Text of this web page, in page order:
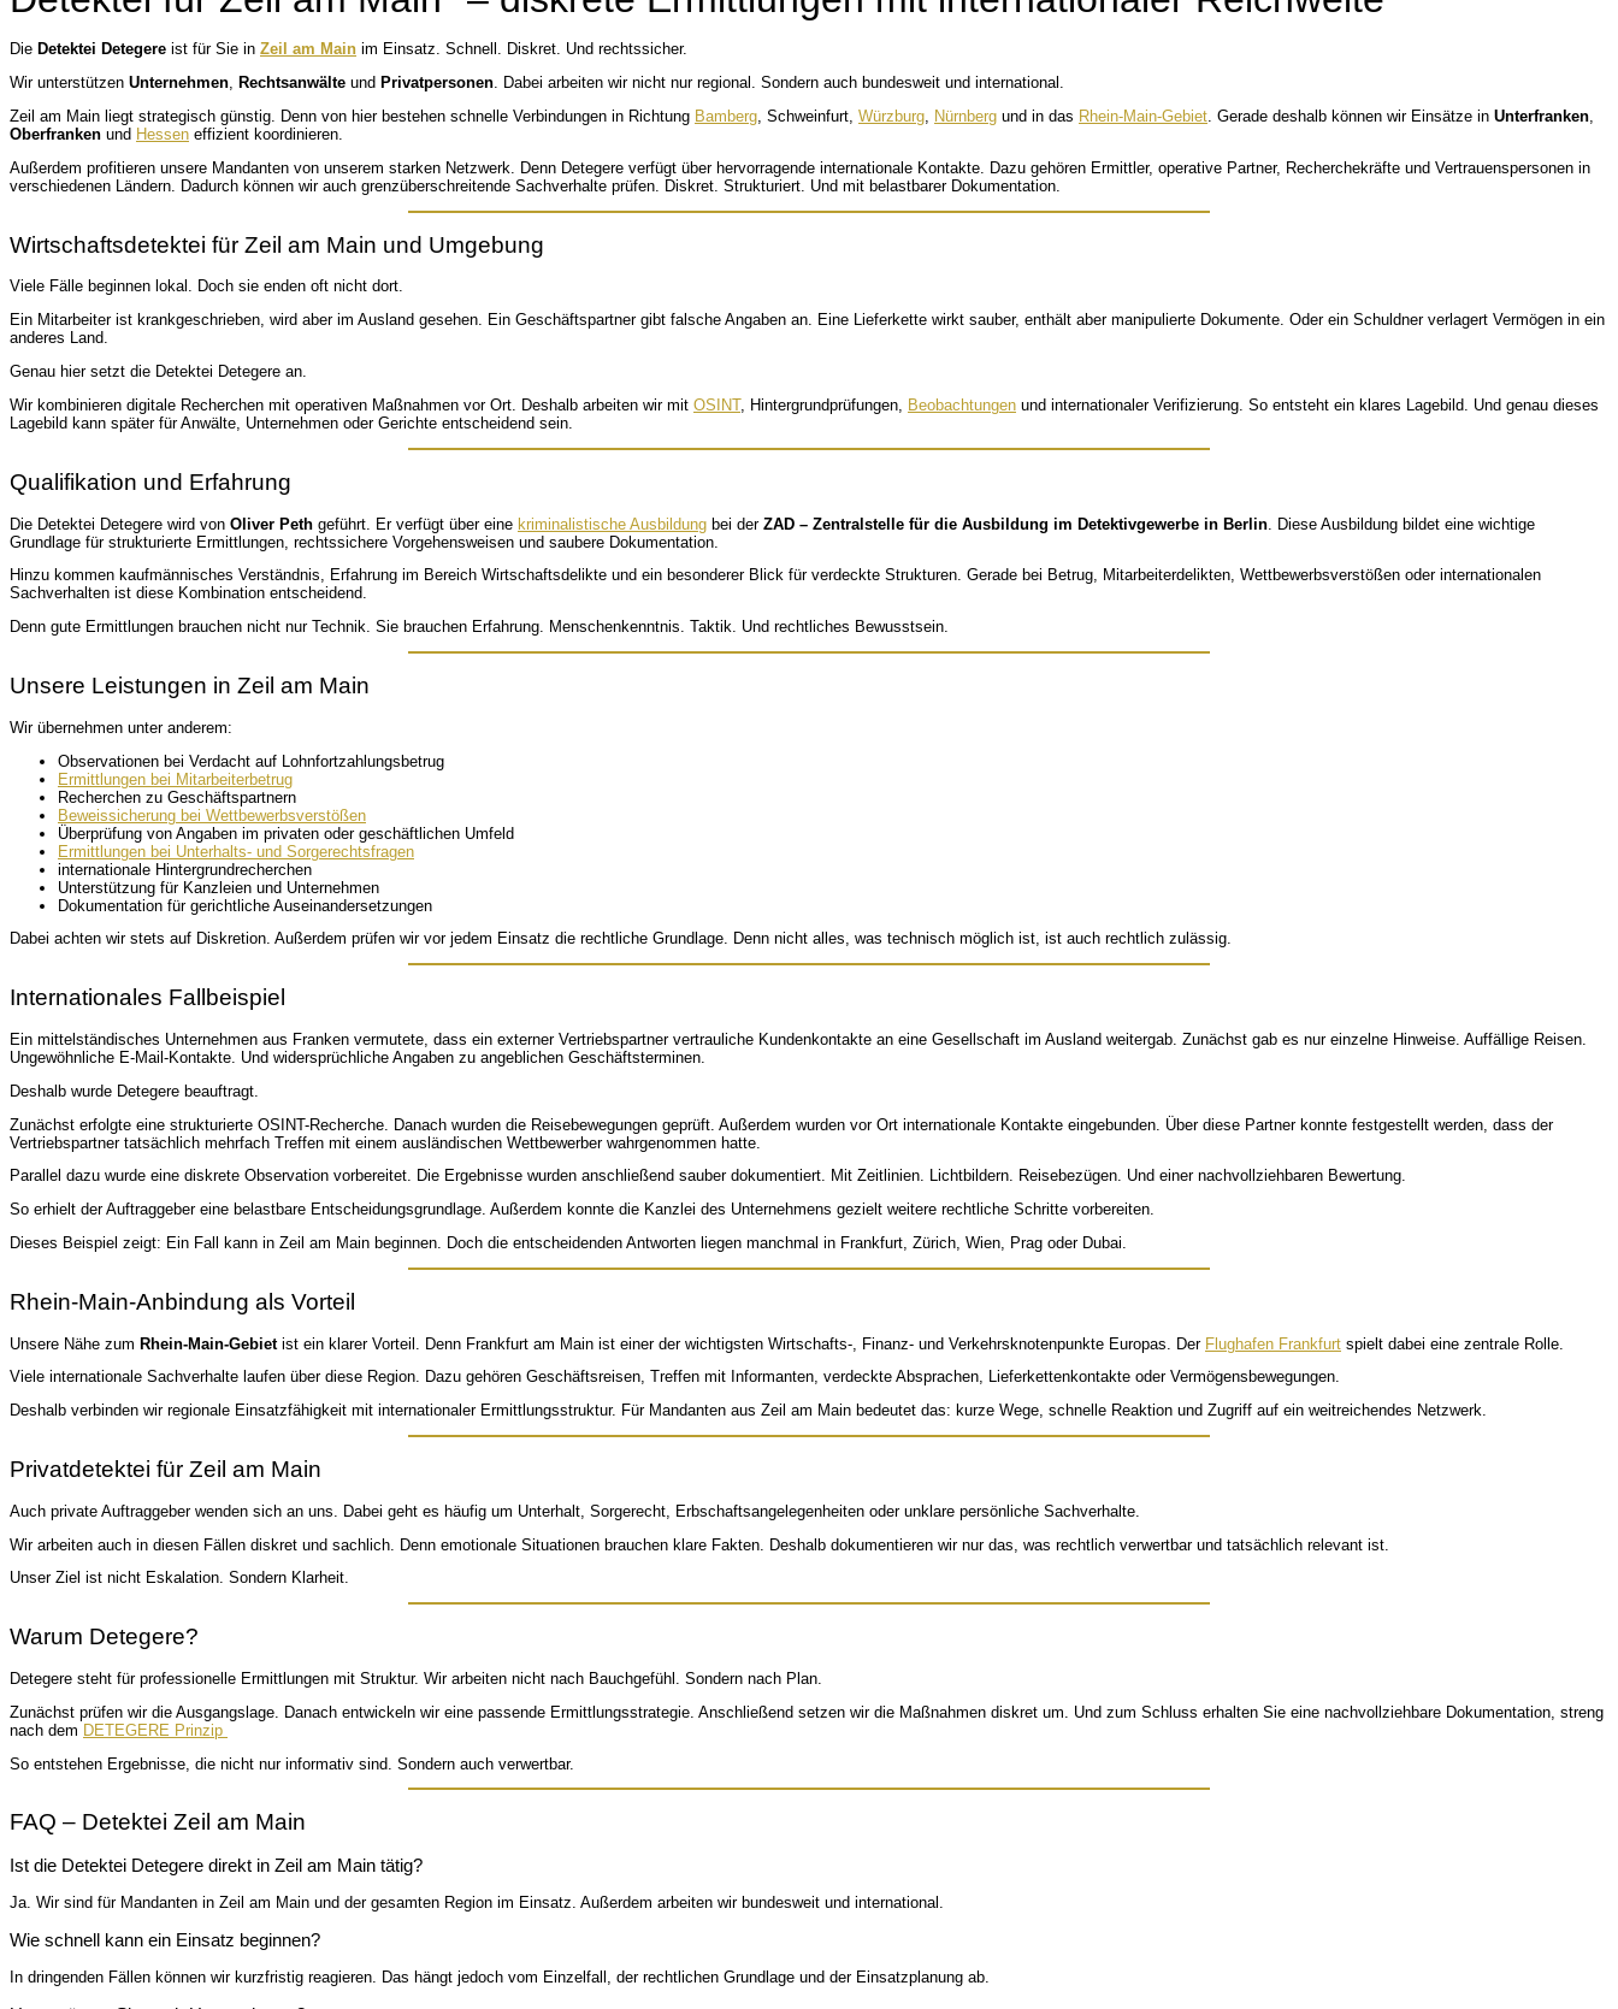
Die Detektei Detegere ist für Sie in Zeil am Main im Einsatz. Schnell. Diskret. Und rechtssicher.
Wir unterstützen Unternehmen, Rechtsanwälte und Privatpersonen. Dabei arbeiten wir nicht nur regional. Sondern auch bundesweit und international.
Zeil am Main liegt strategisch günstig. Denn von hier bestehen schnelle Verbindungen in Richtung Bamberg, Schweinfurt, Würzburg, Nürnberg und in das Rhein-Main-Gebiet. Gerade deshalb können wir Einsätze in Unterfranken,
Oberfranken und Hessen effizient koordinieren.
Außerdem profitieren unsere Mandanten von unserem starken Netzwerk. Denn Detegere verfügt über hervorragende internationale Kontakte. Dazu gehören Ermittler, operative Partner, Recherchekräfte und Vertrauenspersonen in
verschiedenen Ländern. Dadurch können wir auch grenzüberschreitende Sachverhalte prüfen. Diskret. Strukturiert. Und mit belastbarer Dokumentation.
Wirtschaftsdetektei für Zeil am Main und Umgebung
Viele Fälle beginnen lokal. Doch sie enden oft nicht dort.
Ein Mitarbeiter ist krankgeschrieben, wird aber im Ausland gesehen. Ein Geschäftspartner gibt falsche Angaben an. Eine Lieferkette wirkt sauber, enthält aber manipulierte Dokumente. Oder ein Schuldner verlagert Vermögen in ein
anderes Land.
Genau hier setzt die Detektei Detegere an.
Wir kombinieren digitale Recherchen mit operativen Maßnahmen vor Ort. Deshalb arbeiten wir mit OSINT, Hintergrundprüfungen, Beobachtungen und internationaler Verifizierung. So entsteht ein klares Lagebild. Und genau dieses
Lagebild kann später für Anwälte, Unternehmen oder Gerichte entscheidend sein.
Qualifikation und Erfahrung
Die Detektei Detegere wird von Oliver Peth geführt. Er verfügt über eine kriminalistische Ausbildung bei der ZAD – Zentralstelle für die Ausbildung im Detektivgewerbe in Berlin . Diese Ausbildung bildet eine wichtige
Grundlage für strukturierte Ermittlungen, rechtssichere Vorgehensweisen und saubere Dokumentation.
Hinzu kommen kaufmännisches Verständnis, Erfahrung im Bereich Wirtschaftsdelikte und ein besonderer Blick für verdeckte Strukturen. Gerade bei Betrug, Mitarbeiterdelikten, Wettbewerbsverstößen oder internationalen
Sachverhalten ist diese Kombination entscheidend.
Denn gute Ermittlungen brauchen nicht nur Technik. Sie brauchen Erfahrung. Menschenkenntnis. Taktik. Und rechtliches Bewusstsein.
Unsere Leistungen in Zeil am Main
Wir übernehmen unter anderem:
Observationen bei Verdacht auf Lohnfortzahlungsbetrug
Ermittlungen bei Mitarbeiterbetrug
Recherchen zu Geschäftspartnern
Beweissicherung bei Wettbewerbsverstößen
Überprüfung von Angaben im privaten oder geschäftlichen Umfeld
Ermittlungen bei Unterhalts- und Sorgerechtsfragen
internationale Hintergrundrecherchen
Unterstützung für Kanzleien und Unternehmen
Dokumentation für gerichtliche Auseinandersetzungen
Dabei achten wir stets auf Diskretion. Außerdem prüfen wir vor jedem Einsatz die rechtliche Grundlage. Denn nicht alles, was technisch möglich ist, ist auch rechtlich zulässig.
Internationales Fallbeispiel
Ein mittelständisches Unternehmen aus Franken vermutete, dass ein externer Vertriebspartner vertrauliche Kundenkontakte an eine Gesellschaft im Ausland weitergab. Zunächst gab es nur einzelne Hinweise. Auffällige Reisen.
Ungewöhnliche E-Mail-Kontakte. Und widersprüchliche Angaben zu angeblichen Geschäftsterminen.
Deshalb wurde Detegere beauftragt.
Zunächst erfolgte eine strukturierte OSINT-Recherche. Danach wurden die Reisebewegungen geprüft. Außerdem wurden vor Ort internationale Kontakte eingebunden. Über diese Partner konnte festgestellt werden, dass der
Vertriebspartner tatsächlich mehrfach Treffen mit einem ausländischen Wettbewerber wahrgenommen hatte.
Parallel dazu wurde eine diskrete Observation vorbereitet. Die Ergebnisse wurden anschließend sauber dokumentiert. Mit Zeitlinien. Lichtbildern. Reisebezügen. Und einer nachvollziehbaren Bewertung.
So erhielt der Auftraggeber eine belastbare Entscheidungsgrundlage. Außerdem konnte die Kanzlei des Unternehmens gezielt weitere rechtliche Schritte vorbereiten.
Dieses Beispiel zeigt: Ein Fall kann in Zeil am Main beginnen. Doch die entscheidenden Antworten liegen manchmal in Frankfurt, Zürich, Wien, Prag oder Dubai.
Rhein-Main-Anbindung als Vorteil
Unsere Nähe zum Rhein-Main-Gebietist ein klarer Vorteil. Denn Frankfurt am Main ist einer der wichtigsten Wirtschafts-, Finanz- und Verkehrsknotenpunkte Europas. Der Flughafen Frankfurt spielt dabei eine zentrale Rolle.
Viele internationale Sachverhalte laufen über diese Region. Dazu gehören Geschäftsreisen, Treffen mit Informanten, verdeckte Absprachen, Lieferkettenkontakte oder Vermögensbewegungen.
Deshalb verbinden wir regionale Einsatzfähigkeit mit internationaler Ermittlungsstruktur. Für Mandanten aus Zeil am Main bedeutet das: kurze Wege, schnelle Reaktion und Zugriff auf ein weitreichendes Netzwerk.
Privatdetektei für Zeil am Main
Auch private Auftraggeber wenden sich an uns. Dabei geht es häufig um Unterhalt, Sorgerecht, Erbschaftsangelegenheiten oder unklare persönliche Sachverhalte.
Wir arbeiten auch in diesen Fällen diskret und sachlich. Denn emotionale Situationen brauchen klare Fakten. Deshalb dokumentieren wir nur das, was rechtlich verwertbar und tatsächlich relevant ist.
Unser Ziel ist nicht Eskalation. Sondern Klarheit.
Warum Detegere?
Detegere steht für professionelle Ermittlungen mit Struktur. Wir arbeiten nicht nach Bauchgefühl. Sondern nach Plan.
Zunächst prüfen wir die Ausgangslage. Danach entwickeln wir eine passende Ermittlungsstrategie. Anschließend setzen wir die Maßnahmen diskret um. Und zum Schluss erhalten Sie eine nachvollziehbare Dokumentation, streng
nach dem DETEGERE Prinzip
So entstehen Ergebnisse, die nicht nur informativ sind. Sondern auch verwertbar.
FAQ – Detektei Zeil am Main
Ist die Detektei Detegere direkt in Zeil am Main tätig?
Ja. Wir sind für Mandanten in Zeil am Main und der gesamten Region im Einsatz. Außerdem arbeiten wir bundesweit und international.
Wie schnell kann ein Einsatz beginnen?
In dringenden Fällen können wir kurzfristig reagieren. Das hängt jedoch vom Einzelfall, der rechtlichen Grundlage und der Einsatzplanung ab.